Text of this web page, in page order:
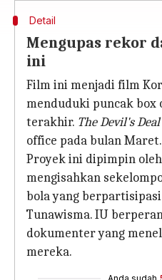
Detail
Mengupas rekor
ini
Film ini menjadi film
menduduki puncak box
terakhir. The Devil's Deal
office pada bulan Maret.
Proyek ini dipimpin
mengisahkan
bola yang
Tunawisma. IU
dokumenter yang
mereka.